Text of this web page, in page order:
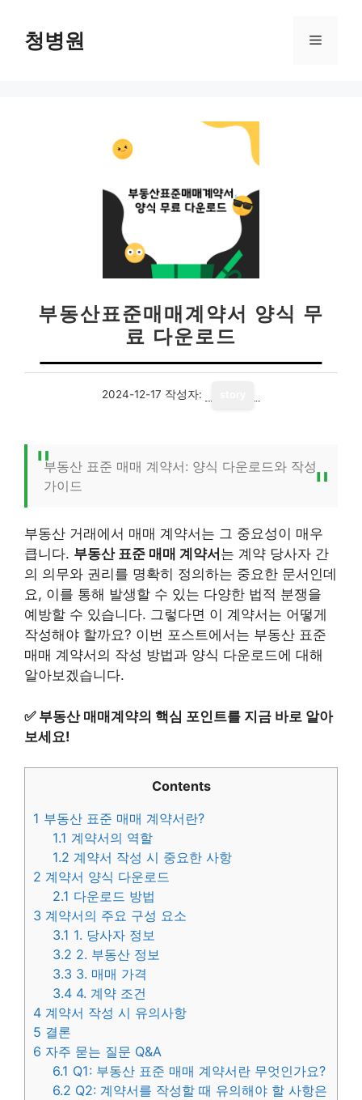
청병원 메
부동산표준매매계약서 양식 무
료 다운로드
2024-12-17 작성자:
부동산 표준 매매 계약서: 양식 다운로드와 작성
가이드
부동산 거래에서 매매 계약서는 그 중요성이 매우
큽니다. 부동산 표준 매매 계약서 는 계약 당사자 간
의 의무와 권리를 명확히 정의하는 중요한 문서인데
요, 이를 통해 발생할 수 있는 다양한 법적 분쟁을
예방할 수 있습니다. 그렇다면 이 계약서는 어떻게
작성해야 할까요? 이번 포스트에서는 부동산 표준
매매 계약서의 작성 방법과 양식 다운로드에 대해
알아보겠습니다.
✅ 부동산 매매계약의 핵심 포인트를 지금 바로 알아
보세요!
Contents
1 부동산 표준 매매 계약서란?
1.1 계약서의 역할
1.2 계약서 작성 시 중요한 사항
2 계약서 양식 다운로드
2.1 다운로드 방법
3 계약서의 주요 구성 요소
3.1 1. 당사자 정보
3.2 2. 부동산 정보
3.3 3. 매매 가격
3.4 4. 계약 조건
4 계약서 작성 시 유의사항
5 결론
6 자주 묻는 질문 Q&A
6.1 Q1: 부동산 표준 매매 계약서란 무엇인가요?
6.2 Q2: 계약서를 작성할 때 유의해야 할 사항은